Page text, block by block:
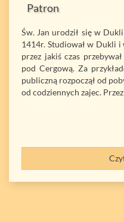
Patron
Św. Jan urodził się w
1414r. Studiował w Dukli
przez jakiś czas
pod Cergową. Za
publiczną rozpoczął od
od codziennych zajec.